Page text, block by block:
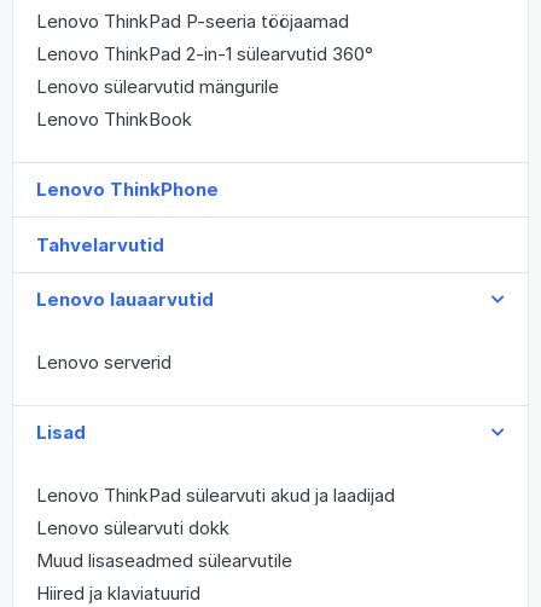
Lenovo ThinkPad P-seeria tööjaamad
Lenovo ThinkPad 2-in-1 sülearvutid 360°
Lenovo sülearvutid mängurile
Lenovo ThinkBook
Lenovo ThinkPhone
Tahvelarvutid
Lenovo lauaarvutid
Lenovo serverid
Lisad
Lenovo ThinkPad sülearvuti akud ja laadijad
Lenovo sülearvuti dokk
Muud lisaseadmed sülearvutile
Hiired ja klaviatuurid